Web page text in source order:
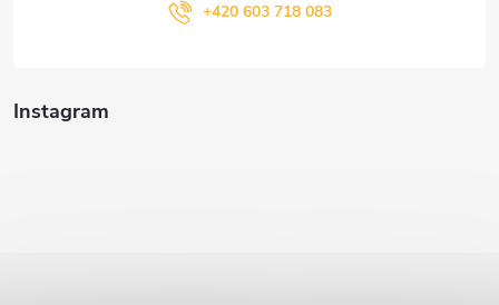
Instagram
+420 603 718 083